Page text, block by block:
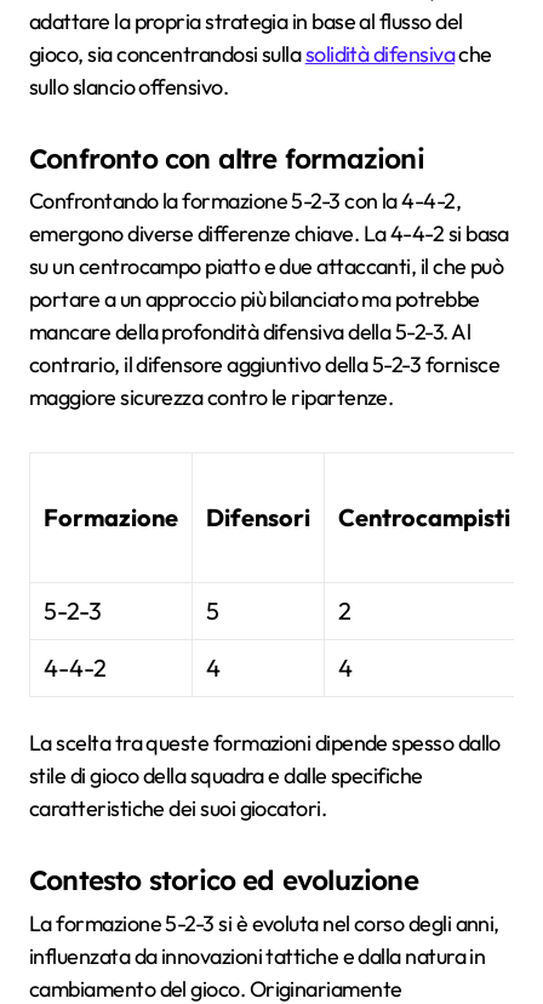
adattare la propria strategia in base al flusso del
gioco, sia concentrandosi sullasolidità difensivache
sullo slancio offensivo.
Confronto con altre formazioni
Confrontando la formazione 5-2-3 con la 4-4-2,
emergono diverse differenze chiave. La 4-4-2 si basa
su un centrocampo piatto e due attaccanti, il che può
portare a un approccio più bilanciato ma potrebbe
mancare della profondità difensiva della 5-2-3. Al
contrario, il difensore aggiuntivo della 5-2-3 fornisce
maggiore sicurezza contro le ripartenze.
Formazione Difensori Centrocampisti
5-2-3 5 2
4-4-2
4 4
La scelta tra queste formazioni dipende spesso dallo
stile di gioco della squadra e dalle specifiche
caratteristiche dei suoi giocatori.
Contesto storico ed evoluzione
La formazione 5-2-3 si è evoluta nel corso degli anni,
influenzata da innovazioni tattiche e dalla natura in
cambiamento del gioco. Originariamente